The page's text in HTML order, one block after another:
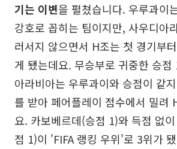
기는 이변을 펼쳤습니다. 우루과이
강호로 꼽히는 팀이지만, 사우디아
러서지 않으면서 H조는 첫 경기부
게 됐는데요. 무승부로 귀중한 승점
아라비아는 우루과이와 승점이 같
를 받아 페어플레이 점수에서 밀려
요. 카보베르데(승점 1)와 득점 없
점 1)이 'FIFA 랭킹 우위'로 3위가